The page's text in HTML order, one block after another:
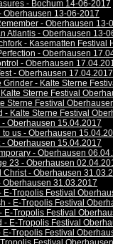
- Bochum 14-06-2017
Oberhausen 13-06-2017
- Oberhausen 13-
Atlantis - Oberhausen 13-
- Kasematten Festival
- Oberhausen
- Oberhausen
- Oberhausen 17.04.2017
Grinder - Kalte Sterne
Sterne Festival
Sterne Festival
- Kalte Sterne Festival
- Oberhausen 15.04.2017
to us - Oberhausen
- Oberhausen 15.04.2017
- Oberhausen
23 - Oberhausen
Christ - Oberhausen
Oberhausen 31.03.2017
E-Tropolis Festival
- E-Tropolis Festival
E-Tropolis Festival
- E-Tropolis Festival
E-Tropolis Festival